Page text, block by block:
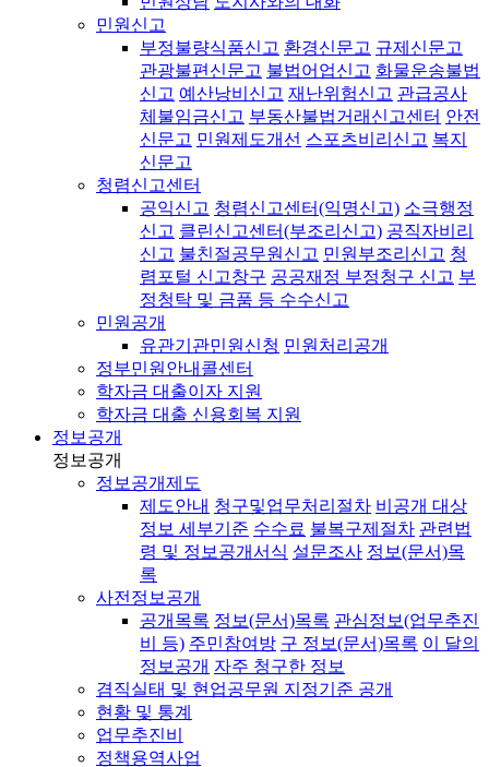
민원신고
부정불량식품신고 환경신문고 규제신문고
관광불편신문고 불법어업신고 화물운송불법
신고 예산낭비신고 재난위험신고 관급공사
체불임금신고 부동산불법거래신고센터 안전
신문고 민원제도개선 스포츠비리신고 복지
신문고
청렴신고센터
공익신고 청렴신고센터(익명신고) 소극행정
신고 클린신고센터(부조리신고) 공직자비리
신고 불친절공무원신고 민원부조리신고 청
렴포털 신고창구 공공재정 부정청구 신고 부
정청탁 및 금품 등 수수신고
민원공개
유관기관민원신청 민원처리공개
정부민원안내콜센터
학자금 대출이자 지원
학자금 대출 신용회복 지원
정보공개
정보공개
정보공개제도
제도안내 청구및업무처리절차 비공개 대상
정보 세부기준 수수료 불복구제절차 관련법
령 및 정보공개서식 설문조사 정보(문서)목
록
사전정보공개
공개목록 정보(문서)목록 관심정보(업무추진
비 등) 주민참여방 구 정보(문서)목록 이 달의
정보공개 자주 청구한 정보
겸직실태 및 현업공무원 지정기준 공개
현황 및 통계
업무추진비
정책용역사업